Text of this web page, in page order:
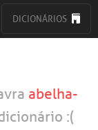
DICIONÁRIOS
abelha-
:(